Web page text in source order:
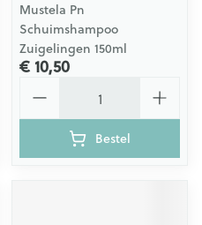
Mustela Pn
Schuimshampoo
Zuigelingen 150ml
€ 10,50
Bestel